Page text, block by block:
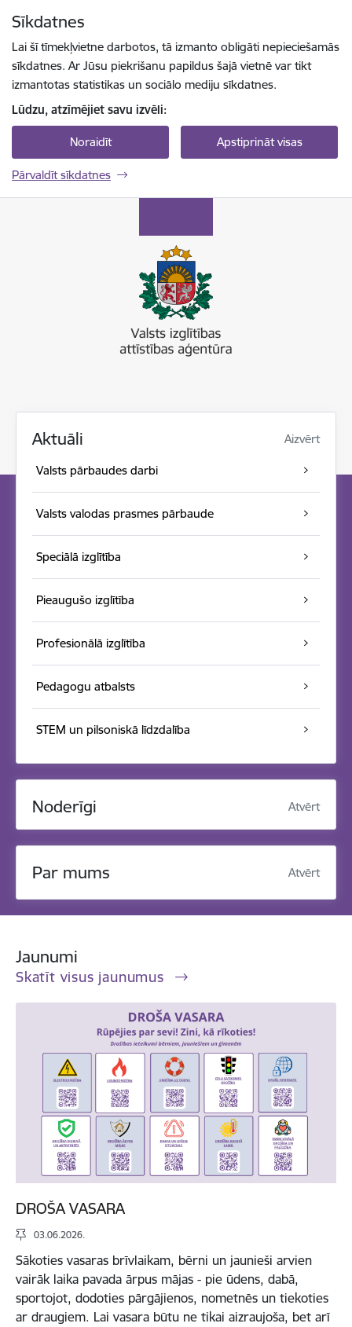
Sīkdatnes
Lai šī tīmekļvietne darbotos, tā izmanto obligāti nepieciešamās
sīkdatnes. Ar Jūsu piekrišanu papildus šajā vietnē var tikt
izmantotas statistikas un sociālo mediju sīkdatnes.
Lūdzu, atzīmējiet savu izvēli:
Noraidīt Apstiprināt visas
Pārvaldīt sīkdatnes
Aktuāli Aizvērt
Valsts pārbaudes darbi
Valsts valodas prasmes pārbaude
Speciālā izglītība
Pieaugušo izglītība
Profesionālā izglītība
Pedagogu atbalsts
STEM un pilsoniskā līdzdalība
Noderīgi Atvērt
Par mums Atvērt
Jaunumi
Skatīt visus jaunumus
DROŠA VASARA
03.06.2026.
Sākoties vasaras brīvlaikam, bērni un jaunieši arvien
vairāk laika pavada ārpus mājas - pie ūdens, dabā,
sportojot, dodoties pārgājienos, nometnēs un tiekoties
ar draugiem. Lai vasara būtu ne tikai aizraujoša, bet arī